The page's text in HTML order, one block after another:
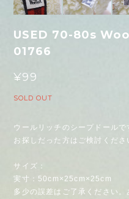
USED 70-80s
01766
¥99
SOLD OUT
ウールリッチのシープドールで
お探しだった方はご検討くださ
サイズ：
実寸：50cm×25cm×25cm
多少の誤差はご了承ください